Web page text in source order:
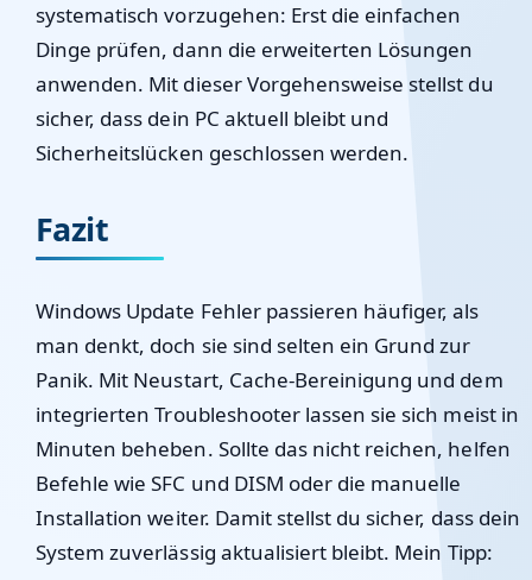
systematisch vorzugehen: Erst die einfachen
Dinge prüfen, dann die erweiterten Lösungen
anwenden. Mit dieser Vorgehensweise stellst du
sicher, dass dein PC aktuell bleibt und
Sicherheitslücken geschlossen werden.
Fazit
Windows Update Fehler passieren häufiger, als
man denkt, doch sie sind selten ein Grund zur
Panik. Mit Neustart, Cache-Bereinigung und dem
integrierten Troubleshooter lassen sie sich meist in
Minuten beheben. Sollte das nicht reichen, helfen
Befehle wie SFC und DISM oder die manuelle
Installation weiter. Damit stellst du sicher, dass dein
System zuverlässig aktualisiert bleibt. Mein Tipp: